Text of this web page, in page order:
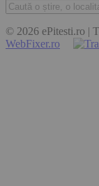
© 2026 ePitesti.ro |
WebFixer.ro